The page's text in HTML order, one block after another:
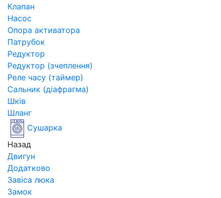
Клапан
Насос
Опора активатора
Патрубок
Редуктор
Редуктор (зчеплення)
Реле часу (таймер)
Сальник (діафрагма)
Шків
Шланг
Сушарка
Назад
Двигун
Додатково
Завіса люка
Замок